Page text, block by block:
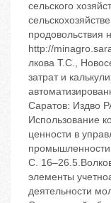
сельского
продовольствия
http://
лкова Т.С.,
затрат и
Саратов: Издво
Использование
ценности в
С.
элементы
деятельности